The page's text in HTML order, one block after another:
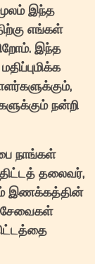
இந்த
எங்கள்
இந்த
நன்றி
நாங்கள்
திட்டத் தலைவர்,
இணக்கத்தின்
சேவைகள்